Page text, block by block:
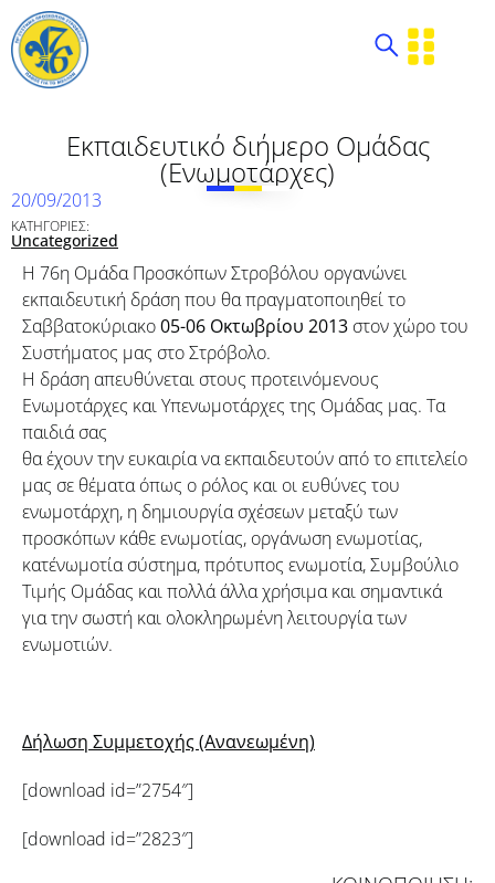
Εκπαιδευτικό διήμερο Ομάδας
(Ενωμοτάρχες)
20/09/2013
ΚΑΤΗΓΟΡΙΕΣ:
Uncategorized
Η 76η Ομάδα Προσκόπων Στροβόλου οργανώνει
εκπαιδευτική δράση που θα πραγματοποιηθεί το
Σαββατοκύριακο05-06 Οκτωβρίου 2013 στον χώρο του
Συστήματος μας στο Στρόβολο.
Η δράση απευθύνεται στους προτεινόμενους
Ενωμοτάρχες και Υπενωμοτάρχες της Ομάδας μας. Τα
παιδιά σας
θα έχουν την ευκαιρία να εκπαιδευτούν από το επιτελείο
μας σε θέματα όπως ο ρόλος και οι ευθύνες του
ενωμοτάρχη, η δημιουργία σχέσεων μεταξύ των
προσκόπων κάθε ενωμοτίας, οργάνωση ενωμοτίας,
κατ΄ενωμοτία σύστημα, πρότυπος ενωμοτία, Συμβούλιο
Τιμής Ομάδας και πολλά άλλα χρήσιμα και σημαντικά
για την σωστή και ολοκληρωμένη λειτουργία των
ενωμοτιών.
Δήλωση Συμμετοχής (Ανανεωμένη)
[download id=”2754″]
[download id=”2823″]